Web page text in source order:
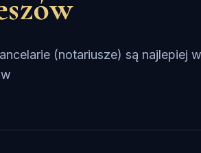
(notariusze) są najlepiej